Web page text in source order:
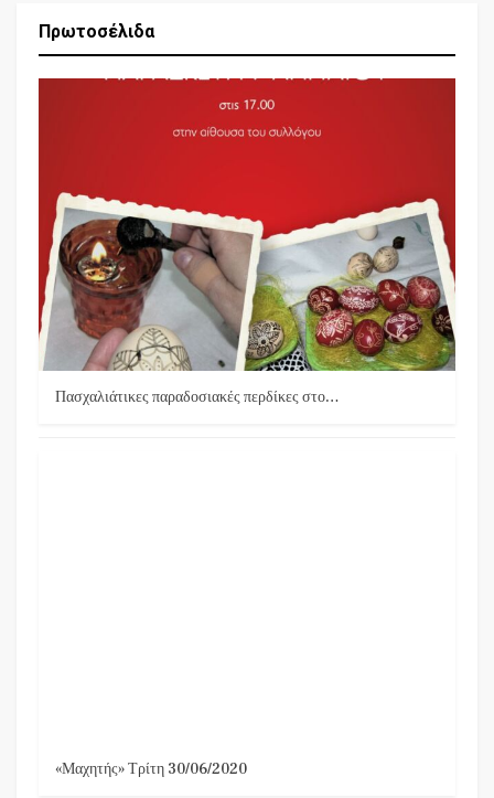
Πρωτοσέλιδα
Πασχαλιάτικες παραδοσιακές περδίκες στο…
«Μαχητής» Τρίτη 30/06/2020